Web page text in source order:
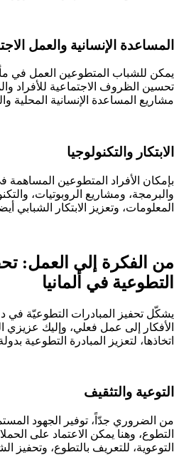
المساعدة الإنسانية والعمل
يمكن للشباب المتطوعين العمل في
تحسين الظروف الاجتماعية للأفراد
مشاريع المساعدة الإنسانية المحلية
الابتكار والتكنولوجيا
بإمكان الأفراد المتطوعين المساهمة
والبرمجة، ومشاريع الروبوتيات،
المعلومات، وتعزيز الابتكار الشبابي
من الفكرة إلى العمل:
التطوعية في ألمانيا
يشكّل تحفيز المبادرات التطوعيّة في
الأفكار إلى عمل فعلي، وإليك
اتخاذها، لتعزيز المبادرة التطوعية بدولة
التوعية والتثقيف
من الضروري جدّاً، توفير الجهود
التطوع، وهنا يمكن الاعتماد على
التوعوية، للتعريف بالتطوع، وتحفيز